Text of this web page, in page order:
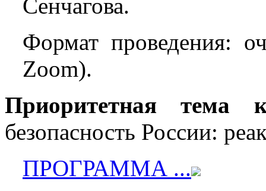
Сенчагова.
Формат проведения:
Zoom).
Приоритетная тема
безопасность России:
ПРОГРАММА ...